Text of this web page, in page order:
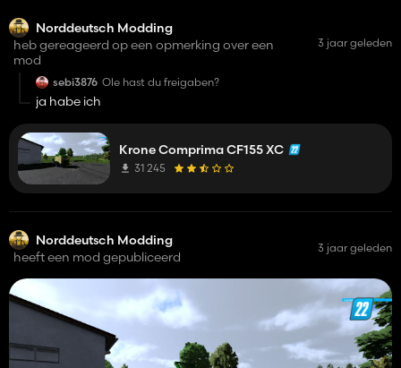
Norddeutsch Modding
heb gereageerd op een opmerking over een
mod
3 jaar geleden
sebi3876 Ole hast du freigaben?
ja habe ich
Krone Comprima CF155 XC
31 245
Norddeutsch Modding
heeft een mod gepubliceerd
3 jaar geleden